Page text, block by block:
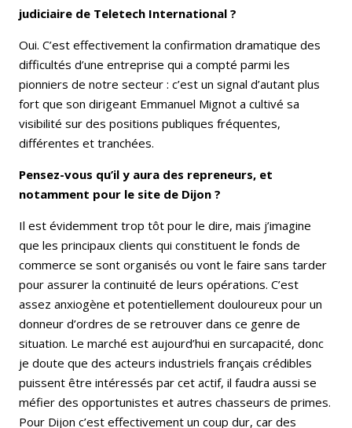
judiciaire de Teletech International ?
Oui. C’est effectivement la confirmation dramatique des
difficultés d’une entreprise qui a compté parmi les
pionniers de notre secteur : c’est un signal d’autant plus
fort que son dirigeant Emmanuel Mignot a cultivé sa
visibilité sur des positions publiques fréquentes,
différentes et tranchées.
Pensez-vous qu’il y aura des repreneurs, et
notamment pour le site de Dijon ?
Il est évidemment trop tôt pour le dire, mais j’imagine
que les principaux clients qui constituent le fonds de
commerce se sont organisés ou vont le faire sans tarder
pour assurer la continuité de leurs opérations. C’est
assez anxiogène et potentiellement douloureux pour un
donneur d’ordres de se retrouver dans ce genre de
situation. Le marché est aujourd’hui en surcapacité, donc
je doute que des acteurs industriels français crédibles
puissent être intéressés par cet actif, il faudra aussi se
méfier des opportunistes et autres chasseurs de primes.
Pour Dijon c’est effectivement un coup dur, car des